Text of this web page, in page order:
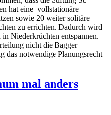
hat eine vollstationäre
sowie 20 weiter solitäre
zu errichten. Dadurch wird
Niederkrüchten entspannen.
nicht die Bagger
das notwendige Planungsrecht
mal anders